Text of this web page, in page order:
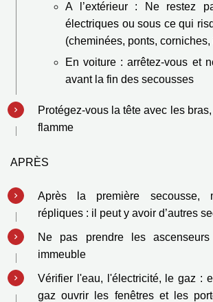
A l’extérieur : Ne restez
électriques ou sous ce qui
(cheminées, ponts,
En voiture : arrêtez-vous et
avant la fin des secousses
Protégez-vous la tête avec les
flamme
APRÈS
Après la première secousse,
répliques : il peut y avoir d’autres
Ne pas prendre les
immeuble
Vérifier l'eau, l'électricité, le gaz :
gaz ouvrir les fenêtres et les